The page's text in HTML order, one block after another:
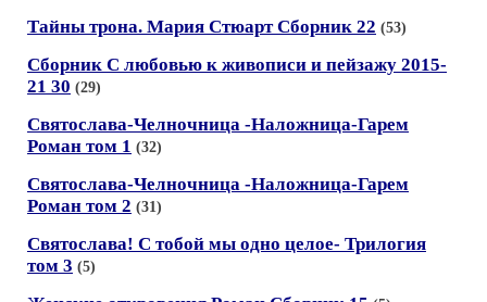
Тайны трона. Мария Стюарт Сборник 22 (53)
Сборник С любовью к живописи и пейзажу 2015-
21 30 (29)
Святослава-Челночница -Наложница-Гарем
Роман том 1 (32)
Святослава-Челночница -Наложница-Гарем
Роман том 2 (31)
Святослава! С тобой мы одно целое- Трилогия
том 3 (5)